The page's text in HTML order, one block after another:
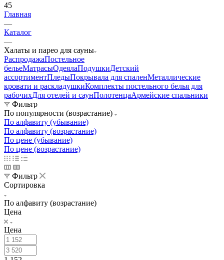
45
Главная
—
Каталог
—
Халаты и парео для сауны
РаспродажаПостельное
бельеМатрасыОдеялаПодушкиДетский
ассортиментПледыПокрывала для спаленМеталлические
кровати и раскладушкиКомплекты постельного белья для
рабочихДля отелей и саунПолотенцаАрмейские спальники
Фильтр
По популярности (возрастание)
По алфавиту (убывание)
По алфавиту (возрастание)
По цене (убывание)
По цене (возрастание)
Фильтр
Сортировка
По алфавиту (возрастание)
Цена
Цена